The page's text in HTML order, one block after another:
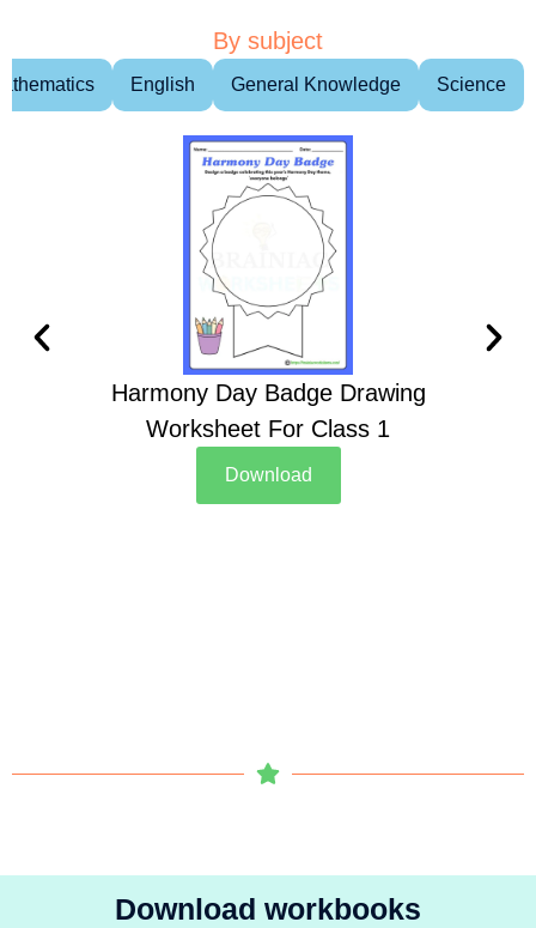
By subject
English General Knowledge Science
Harmony Day Badge Drawing
Worksheet For Class 1
Download
Download workbooks